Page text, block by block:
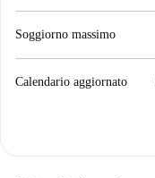
Soggiorno massimo
Calendario aggiornato